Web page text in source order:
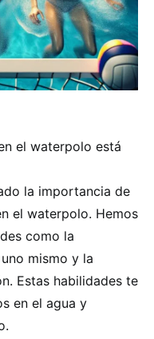
el waterpolo está
la importancia de
el waterpolo. Hemos
como la
mismo y la
Estas habilidades te
en el agua y